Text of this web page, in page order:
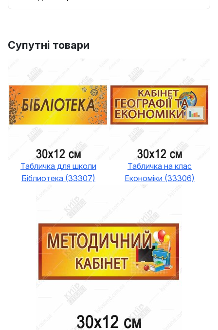
Супутні товари
Табличка для школи
Біблиотека (33307)
Табличка на клас
Економіки (33306)